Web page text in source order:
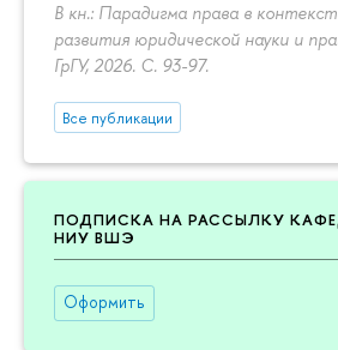
В кн.: Парадигма права в
развития юридической науки и
ГрГУ, 2026. С. 93-97.
Все публикации
ПОДПИСКА НА РАССЫЛКУ
НИУ ВШЭ
Оформить